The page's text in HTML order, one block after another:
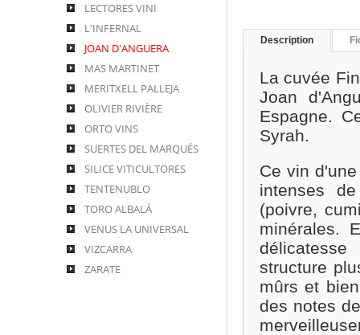
LECTORES VINI
L'INFERNAL
JOAN D'ANGUERA
MAS MARTINET
MERITXELL PALLEJA
OLIVIER RIVIÈRE
ORTO VINS
SUERTES DEL MARQUÉS
SILICE VITICULTORES
TENTENUBLO
TORO ALBALÁ
VENUS LA UNIVERSAL
VIZCARRA
ZARATE
Description
La cuvée
Joan
Espagne.
Syrah.
Ce vin
intenses
(poivre,
minérales.
structure
mûrs et
des notes